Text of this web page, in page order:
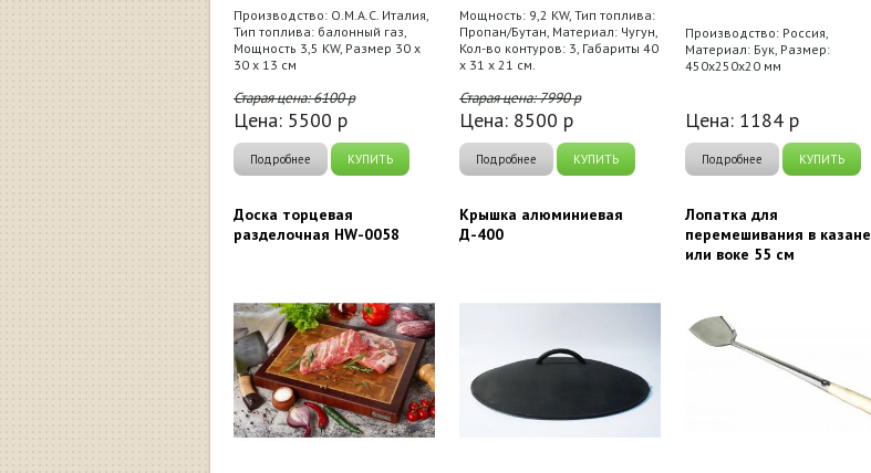
Производство: О.М.А.С. Италия,
Тип топлива: балонный газ,
Мощность 3,5 KW, Размер 30 x
30 x 13 см
Старая цена:6100р
Цена: 5500 р
Подробнее КУПИТЬ
Мощность: 9,2 KW, Тип топлива:
Пропан/Бутан, Материал: Чугун,
Кол-во контуров: 3, Габариты 40
x 31 x 21 см.
Старая цена:7990р
Цена: 8500 р
Подробнее КУПИТЬ
Производство: Россия,
Материал: Бук, Размер:
450x250x20 мм
Цена: 1184 р
Подробнее КУПИТЬ
Доска торцевая
разделочная HW-0058
Крышка алюминиевая
Д-400
Лопатка для
перемешивания в казане
или воке 55 см